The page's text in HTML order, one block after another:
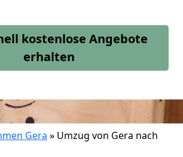
kostenlose Angebote
erhalten
Gera » Umzug von Gera nach